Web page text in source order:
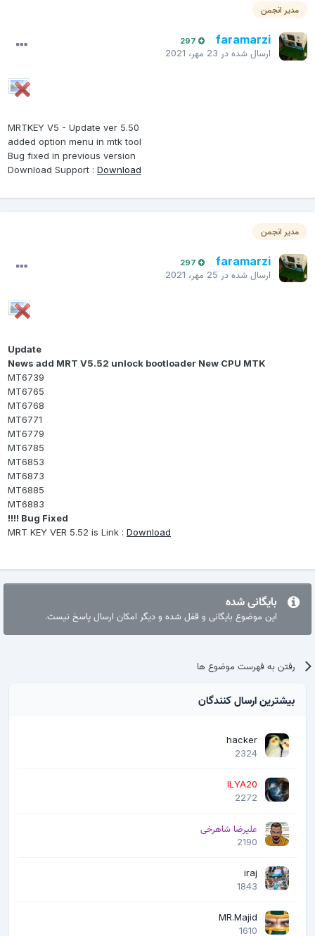
مدیر انجمن
faramarzi
297
ارسال شده در23 مهر، 2021
MRTKEY V5 - Update ver 5.50
added option menu in mtk tool
Bug fixed in previous version
Download Support :Download
مدیر انجمن
faramarzi
297
ارسال شده در25 مهر، 2021
Update
News add MRT V5.52 unlock bootloader New CPU MTK
MT6739
MT6765
MT6768
MT6771
MT6779
MT6785
MT6853
MT6873
MT6885
MT6883
Bug Fixed !!!!
MRT KEY VER 5.52 is Link :Download
بایگانی شده
این موضوع بایگانی و قفل شده و دیگر امکان ارسال پاسخ نیست.
رفتن به فهرست موضوع ها
بیشترین ارسال کنندگان
hacker
2324
ILYA20
2272
علیرضا شاهرخی
2190
iraj
1843
MR.Majid
1610